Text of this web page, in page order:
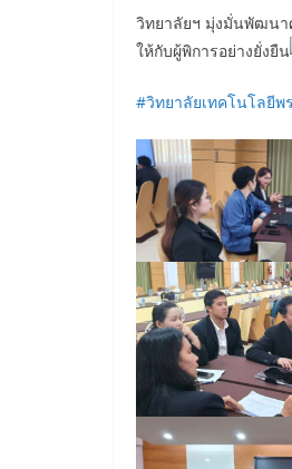
วิทยาลัยฯ มุ่งมั่นพัฒนา
ให้กับผู้พิการอย่างยั่งยืน
#วิทยาลัยเทคโนโลยีพ